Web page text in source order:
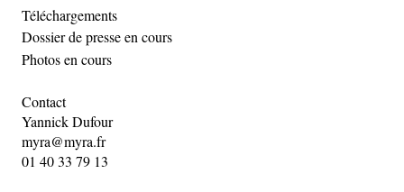
Téléchargements
Dossier de presse en cours
Photos en cours
Contact
Yannick Dufour
myra@myra.fr
01 40 33 79 13